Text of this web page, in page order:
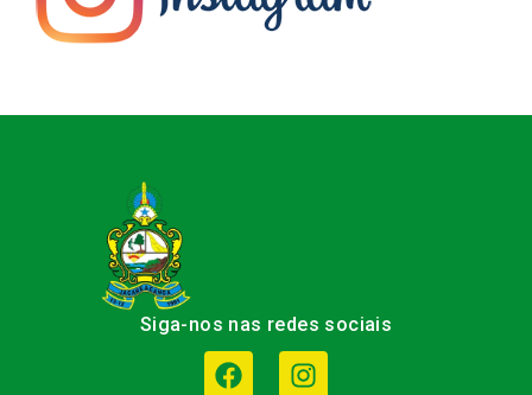
Siga-nos nas redes sociais